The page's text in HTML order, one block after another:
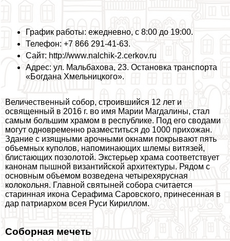
График работы: ежедневно, с 8:00 до 19:00.
Телефон: +7 866 291-41-63.
Сайт: http://www.nalchik-2.cerkov.ru
Адрес: ул. Мальбахова, 23. Остановка трaнcпорта
«Богдана Хмельницкого».
Величественный собор, строившийся 12 лет и
освященный в 2016 г. во имя Марии Магдалины, стал
самым большим храмом в республике. Под его сводами
могут одновременно разместиться до 1000 прихожан.
Здание с изящными арочными окнами покрывают пять
объемных куполов, напоминающих шлемы витязей,
блистающих позолотой. Экстерьер храма соответствует
канонам пышной византийской архитектуры. Рядом с
основным объемом возведена четырехярусная
колокольня. Главной святыней собора считается
старинная икона Серафима Саровского, принесенная в
дар патриархом всея Руси Кириллом.
Соборная мечеть